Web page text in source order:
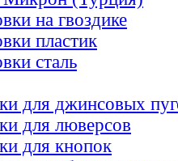
на гвоздике
пластик
сталь
для джинсовых
для люверсов
для кнопок